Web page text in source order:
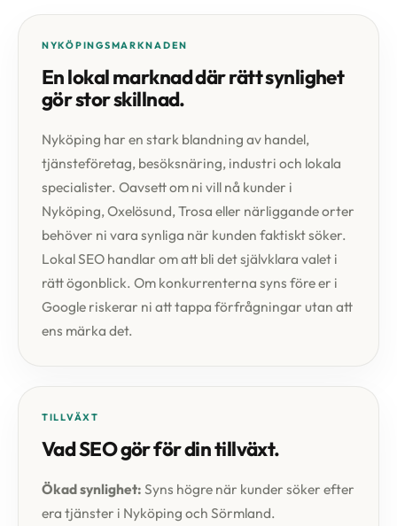
NYKÖPINGSMARKNADEN
En lokal marknad där rätt synlighet
gör stor skillnad.
Nyköping har en stark blandning av handel,
tjänsteföretag, besöksnäring, industri och lokala
specialister. Oavsett om ni vill nå kunder i
Nyköping, Oxelösund, Trosa eller närliggande orter
behöver ni vara synliga när kunden faktiskt söker.
Lokal SEO handlar om att bli det självklara valet i
rätt ögonblick. Om konkurrenterna syns före er i
Google riskerar ni att tappa förfrågningar utan att
ens märka det.
TILLVÄXT
Vad SEO gör för din tillväxt.
Ökad synlighet: Syns högre när kunder söker efter
era tjänster i Nyköping och Sörmland.